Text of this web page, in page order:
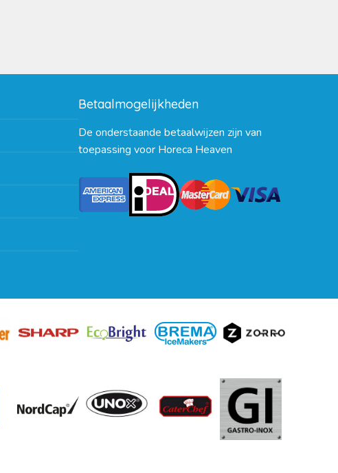
Betaalmogelijkheden
De onderstaande betaalwijzen zijn van
toepassing voor Horeca Heaven